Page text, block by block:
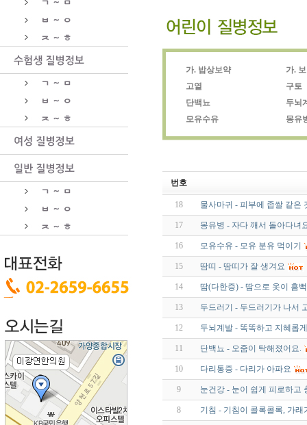
가. 밥상보약
가.
고열
구토
단백뇨
두뇌
모유수유
몽유
번호
18 물사마귀 - 피부에 좁쌀 같은
17 몽유병 - 자다 깨서 돌아다녀
16 모유수유 - 모유 분유 먹이기
15 땀띠 - 땀띠가 잘 생겨요
14 땀(다한증) - 땀으로 옷이 흠
13 두드러기 - 두드러기가 나서
12 두뇌계발 - 똑똑하고 지혜롭
11 단백뇨 - 오줌이 탁해졌어요.
10 다리통증 - 다리가 아파요
9 눈건강 - 눈이 쉽게 피로하고
8 기침 - 기침이 콜록콜록, 가래